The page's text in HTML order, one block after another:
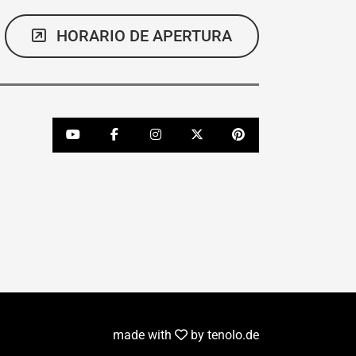
HORARIO DE APERTURA
youtube facebook instagram
made with by tenolo.de